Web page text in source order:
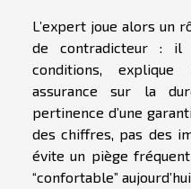
L’expert joue alors un
de contradicteur : il
conditions, explique
assurance sur la
pertinence d’une
des chiffres, pas des
évite un piège
“confortable”